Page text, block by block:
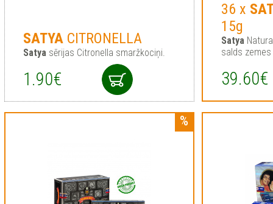
SATYACITRONELLA
Satyasērijas Citronella smaržkociņi.
1.90€
36 x
15g
Satya
salds
39.60€